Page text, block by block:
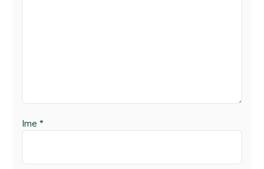
Ime *